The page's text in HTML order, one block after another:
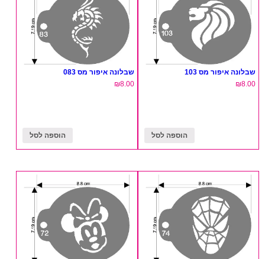
שבלונה איפור מס 103
₪8.00
הוספה לסל
שבלונה איפור מס 083
₪8.00
הוספה לסל